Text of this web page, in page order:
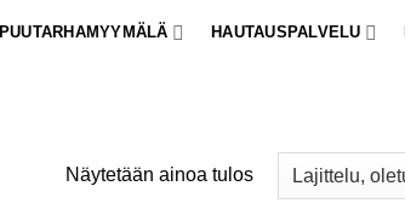
PUUTARHAMYYMÄLÄ HAUTAUSPALVELU
Näytetään ainoa tulos